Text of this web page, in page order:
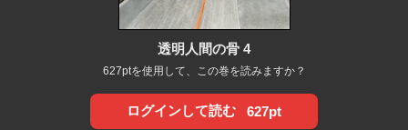
透明人間の骨 4
627ptを使用して、この巻を読みますか？
ログインして読む 627pt